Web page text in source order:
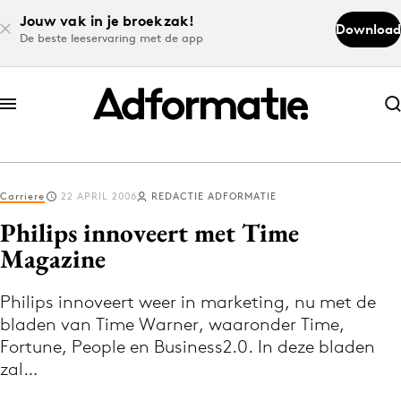
Jouw vak in je broekzak!
De beste leeservaring met de app
Download
Abonneer nu
Abonneer nu
Log in
Volg het laatste nieuws via de Adformatie
Nieuws app
Carriere 22 APRIL 2006 REDACTIE ADFORMATIE
Philips innoveert met Time
Magazine
Philips innoveert weer in marketing, nu met de
bladen van Time Warner, waaronder Time,
Fortune, People en Business2.0. In deze bladen
zal…